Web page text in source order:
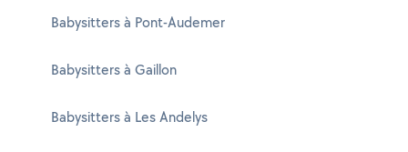
Babysitters à Pont-Audemer
Babysitters à Gaillon
Babysitters à Les Andelys